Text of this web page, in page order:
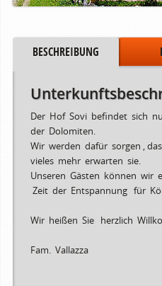
BESCHREIBUNG
Der Hof Sovi befindet sich
der Dolomiten.
Wir werden dafür sorgen ,
vieles mehr erwarten sie.
Unseren Gästen können wir
Zeit der Entspannung für
Wir heißen Sie herzlich
Fam. Vallazza